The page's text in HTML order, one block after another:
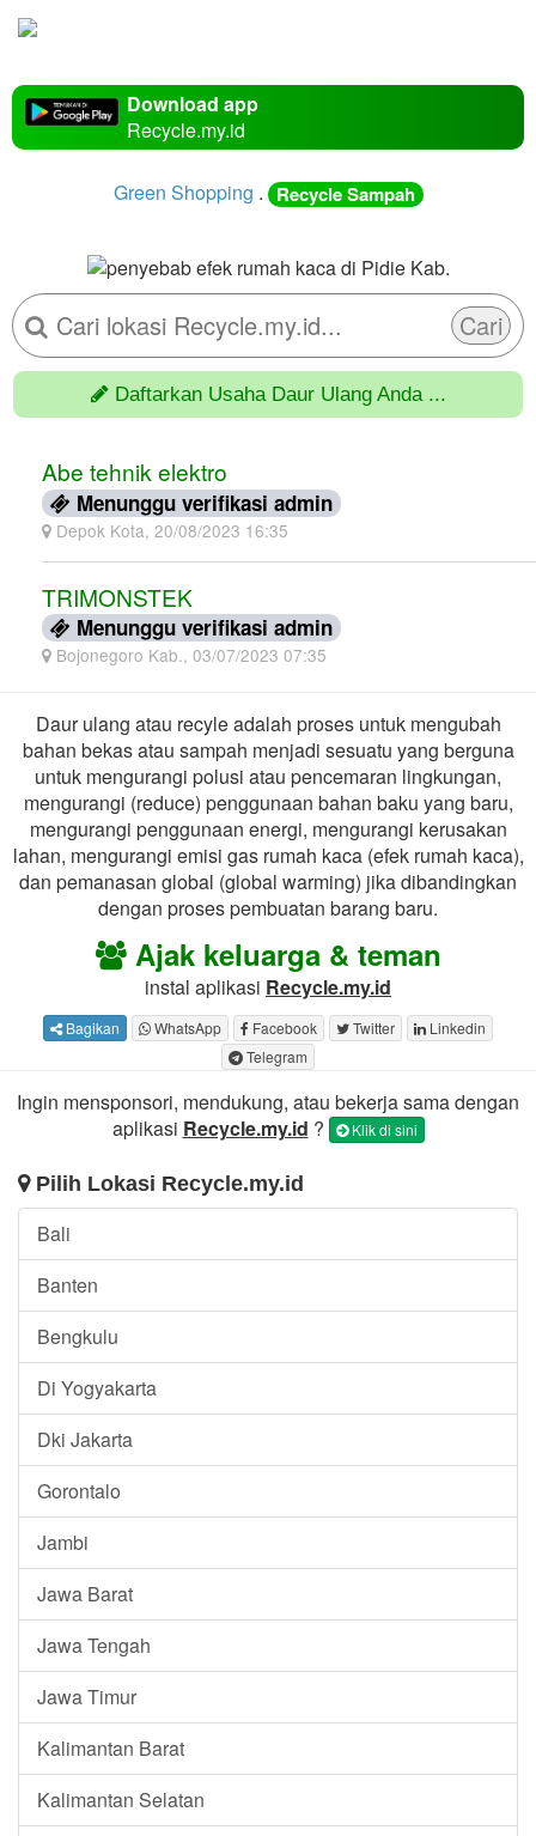
Download app
Recycle.my.id
Green Shopping . Recycle Sampah
Cari
Daftarkan Usaha Daur Ulang Anda ...
Abe tehnik elektro
Menunggu verifikasi admin
Depok Kota, 20/08/2023 16:35
TRIMONSTEK
Menunggu verifikasi admin
Bojonegoro Kab., 03/07/2023 07:35
Daur ulang atau recyle adalah proses untuk mengubah
bahan bekas atau sampah menjadi sesuatu yang berguna
untuk mengurangi polusi atau pencemaran lingkungan,
mengurangi (reduce) penggunaan bahan baku yang baru,
mengurangi penggunaan energi, mengurangi kerusakan
lahan, mengurangi emisi gas rumah kaca (efek rumah kaca),
dan pemanasan global (global warming) jika dibandingkan
dengan proses pembuatan barang baru.
Ajak keluarga & teman
instal aplikasi Recycle.my.id
Bagikan WhatsApp Facebook Twitter
Linkedin
Telegram
Ingin mensponsori, mendukung, atau bekerja sama dengan
aplikasi Recycle.my.id ? Klik di sini
Pilih Lokasi Recycle.my.id
Bali
Banten
Bengkulu
Di Yogyakarta
Dki Jakarta
Gorontalo
Jambi
Jawa Barat
Jawa Tengah
Jawa Timur
Kalimantan Barat
Kalimantan Selatan